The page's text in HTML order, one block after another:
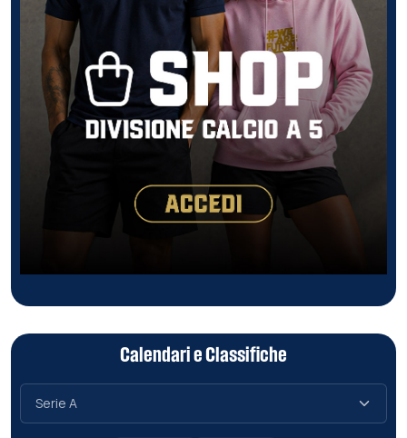
Calendari e Classifiche